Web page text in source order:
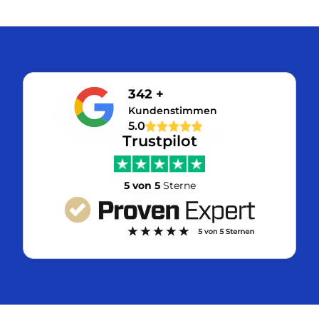
342 +
Kundenstimmen
5.0
Trustpilot
5 von 5 Sterne